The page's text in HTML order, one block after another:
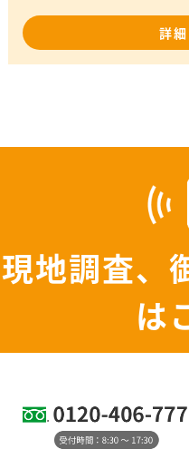
詳
現地調査、
は